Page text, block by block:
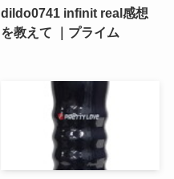
dildo0741 infinit real感想
を教えて ｜プライム